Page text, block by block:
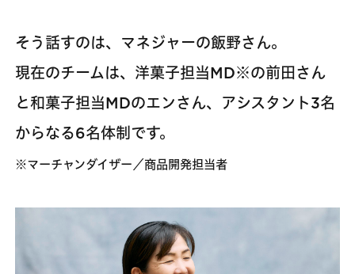
そう話すのは、マネジャーの飯野さん。
現在のチームは、洋菓子担当MD※の前田さん
と和菓子担当MDのエンさん、アシスタント3名
からなる6名体制です。
※マーチャンダイザー／商品開発担当者